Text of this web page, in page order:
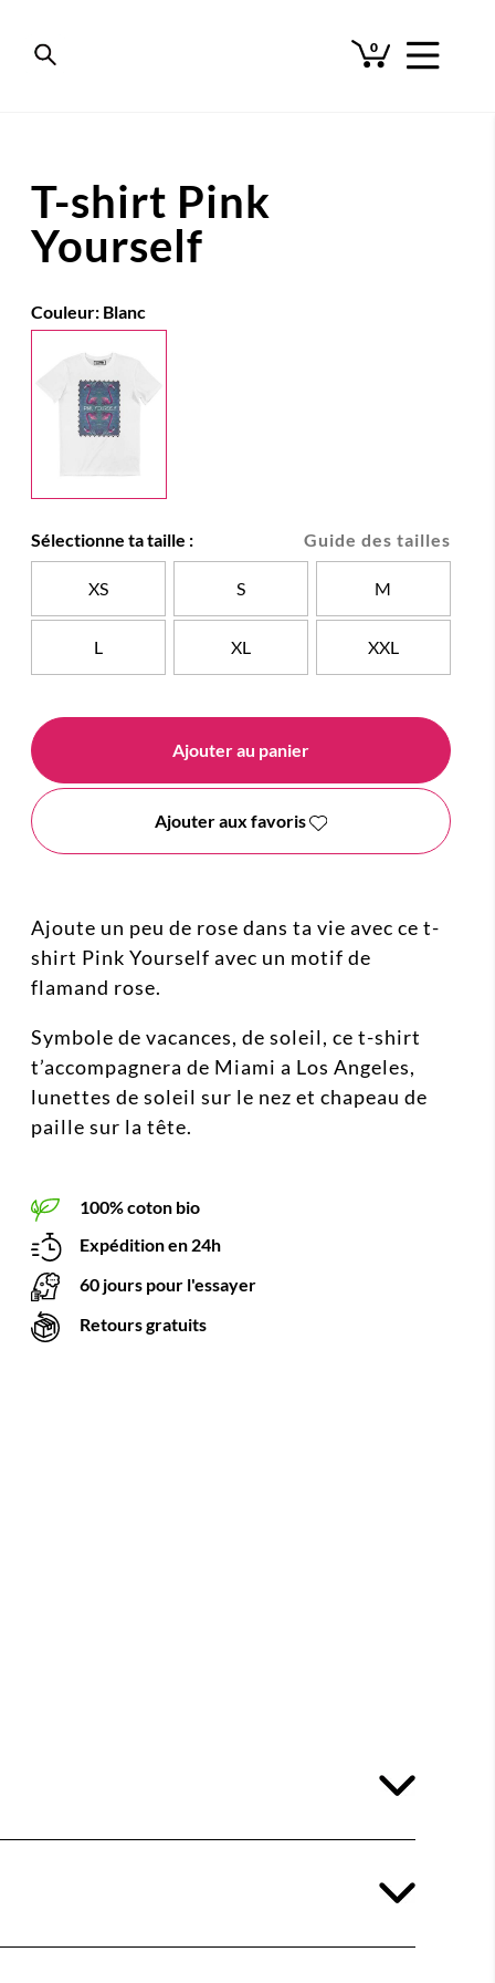
0
T-shirt Pink
Yourself
Couleur: Blanc
Guide des tailles
Sélectionne ta taille :
XS S M
L XL XXL
Ajouter au panier
Ajouter aux favoris
Ajoute un peu de rose dans ta vie avec ce t-
shirt Pink Yourself avec un motif de
flamand rose.
Symbole de vacances, de soleil, ce t-shirt
t’accompagnera de Miami a Los Angeles,
lunettes de soleil sur le nez et chapeau de
paille sur la tête.
100% coton bio
Expédition en 24h
60 jours pour l'essayer
Retours gratuits